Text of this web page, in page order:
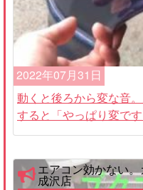
2022年07月31日
動くと後ろから変な音
すると「やっぱり変で
エアコン効かない
成沢店